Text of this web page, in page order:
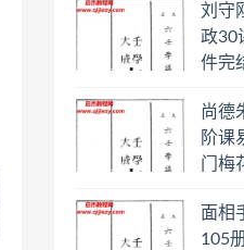
盘下
刘守
政30
件完
尚德
阶课
门梅
学习
面相
105